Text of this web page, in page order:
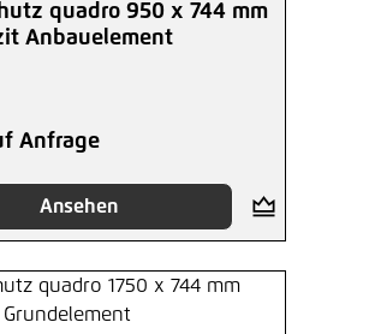
quadro 950 x 744 mm
Anbauelement
Anfrage
Ansehen